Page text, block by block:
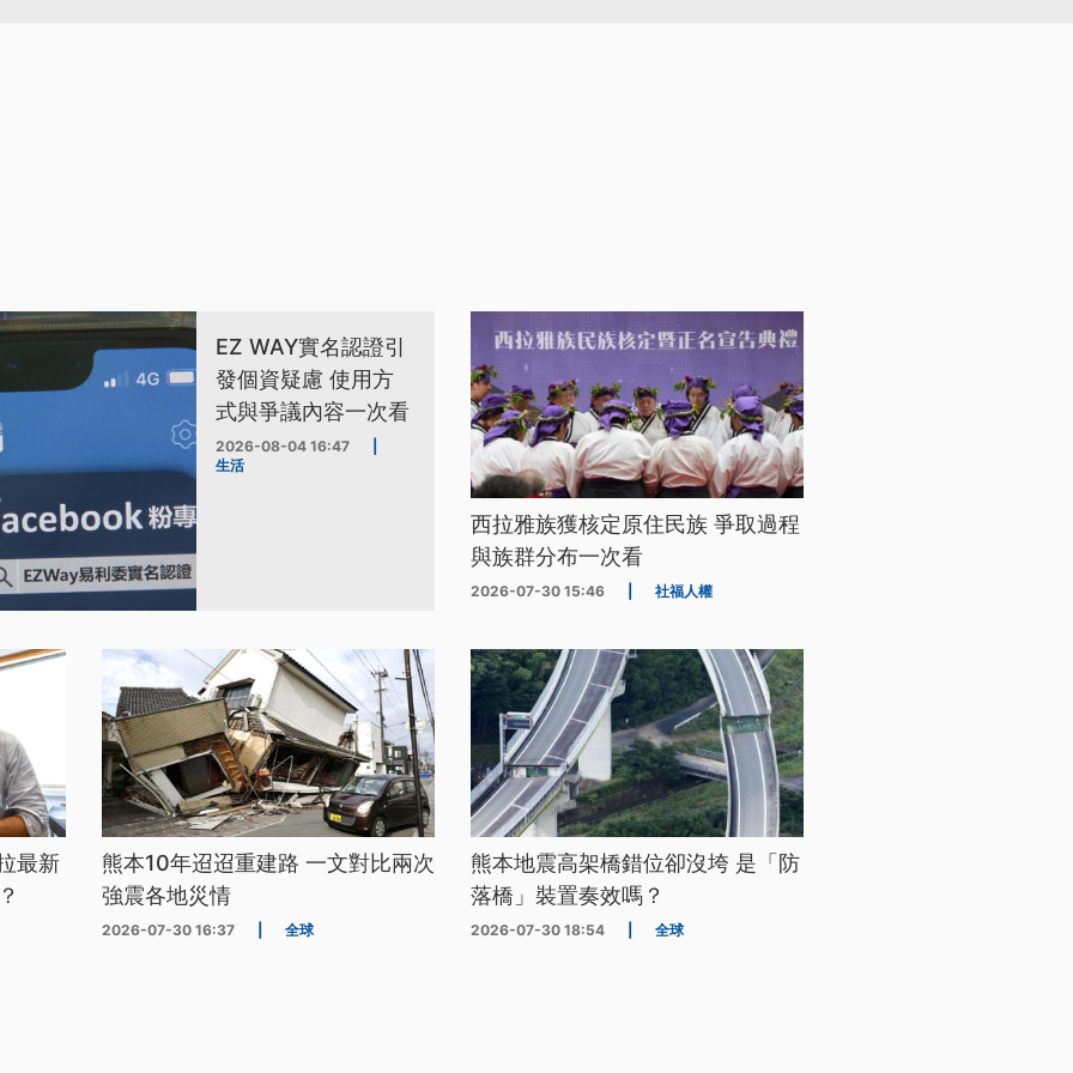
EZ WAY實名認證引
發個資疑慮 使用方
式與爭議內容一次看
2026-08-04 16:47
生活
西拉雅族獲核定原住民族 爭取過程
與族群分布一次看
2026-07-30 15:46 社福人權
最新
熊本10年迢迢重建路 一文對比兩次
強震各地災情
2026-07-30 16:37 全球
熊本地震高架橋錯位卻沒垮 是「防
落橋」裝置奏效嗎？
2026-07-30 18:54 全球